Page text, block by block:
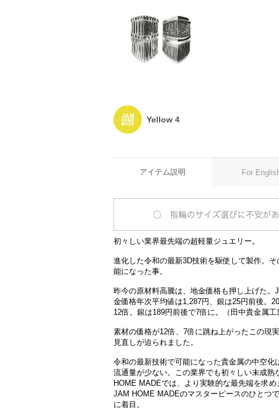
Yellow 4
アイテム説明 For
初々しい業界最先端の超軽量ジュエリー。
進化した令和の最新3D技術を駆使して製作。
能になった事。
昨今の原材料高騰は、地金価格も押し上げた
金価格年次平均値は1,287円、銀は25円前後。
12倍。銀は189円前後で7倍に。（田中貴金属工
素材の価格が12倍、7倍に跳ね上がったこの現
見直しが迫られました。
令和の最新技術で可能になった貴金属の中空化
流通量が少ない。この業界でも初々しい未成熟
HOME MADEでは、より実験的な最先端を求
JAM HOME MADEのマスターピースのひとつ
に着目。